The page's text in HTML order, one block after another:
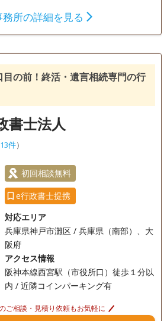
応させていただきます。
遺産分割
ライン面談可
務所の詳細を見る
の前！終活・遺言相続専門の行
書士法人
13件）
初回相談無料
e行政書士提携
対応エリア
兵庫県神戸市灘区 / 兵庫県（南部）、大
阪府
アクセス情報
阪神本線西宮駅（市役所口）徒歩１分以
内 / 近隣コインパーキング有
ご相談・見積り依頼もお気軽に